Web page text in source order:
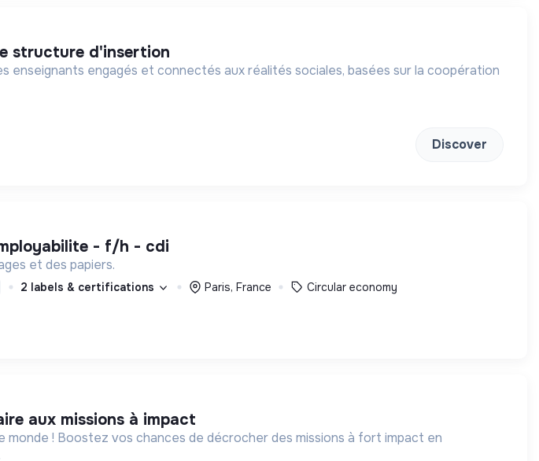
structure d'insertion
enseignants engagés et connectés aux réalités sociales, basées sur la coopération
Discover
- f/h - cdi
et des papiers.
2 labels & certifications Paris, France Circular economy
aux missions à impact
! Boostez vos chances de décrocher des missions à fort impact en